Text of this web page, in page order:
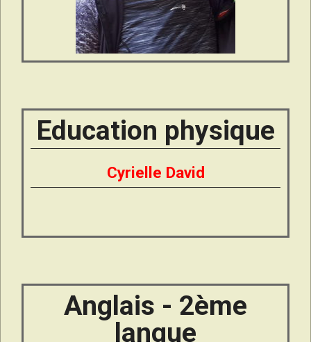
Education physique
Cyrielle David
Anglais - 2ème
langue